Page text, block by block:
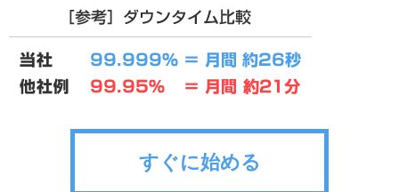
すぐに始める